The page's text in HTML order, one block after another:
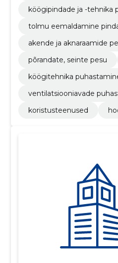
köögipindade ja -tehnika
tolmu eemaldamine
akende ja aknaraamide
põrandate, seinte pesu
köögitehnika
ventilatsiooniavade
koristusteenused